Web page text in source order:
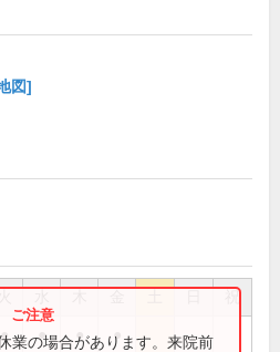
図]
祝
● ● ● ●
業の場合があります。来院前